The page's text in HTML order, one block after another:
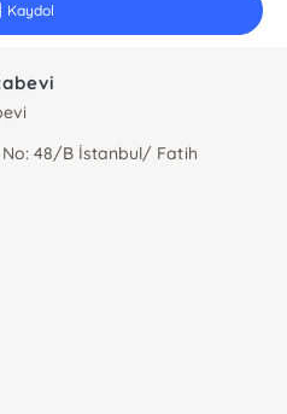
Kaydol
No: 48/B İstanbul/ Fatih